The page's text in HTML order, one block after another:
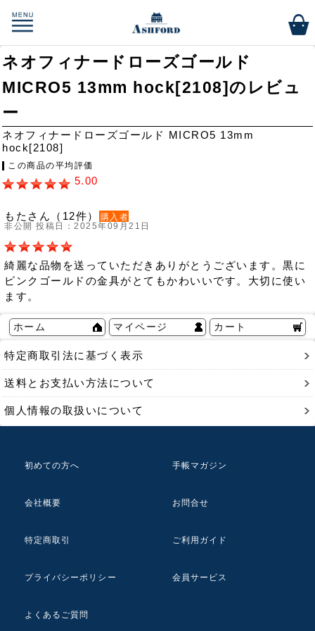
ネオフィナードローズゴールド
MICRO5 13mm hock[2108]のレビュ
ー
ネオフィナードローズゴールド MICRO5 13mm
hock[2108]
この商品の平均評価
5.00
もたさん（12件）
購入者
非公開 投稿日：2025年09月21日
綺麗な品物を送っていただきありがとうございます。黒に
ピンクゴールドの金具がとてもかわいいです。大切に使い
ます。
ホーム マイページ カート
特定商取引法に基づく表示
送料とお支払い方法について
個人情報の取扱いについて
初めての方へ 手帳マガジン
会社概要 お問合せ
特定商取引 ご利用ガイド
プライバシーポリシー 会員サービス
よくあるご質問